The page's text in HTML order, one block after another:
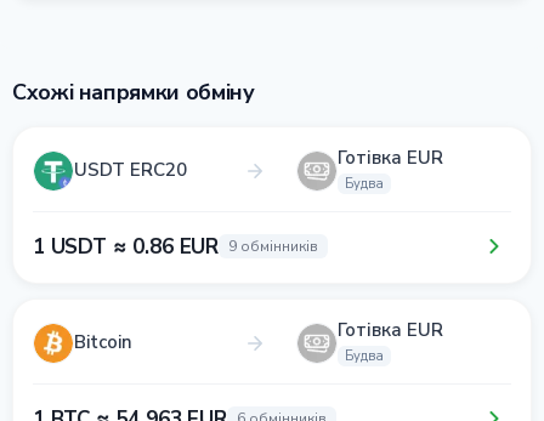
Схожі напрямки обміну
USDT ERC20 Готівка EUR
Будва
1 USDT ≈ 0.86 EUR 9 обмінників
Bitcoin Готівка EUR
Будва